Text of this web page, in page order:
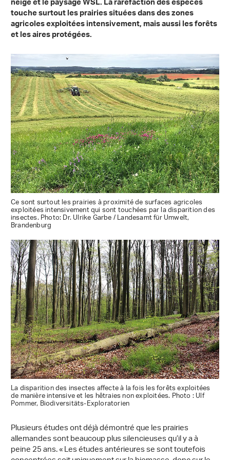
neige et le paysage WSL. La raréfaction des espèces
touche surtout les prairies situées dans des zones
agricoles exploitées intensivement, mais aussi les forêts
et les aires protégées.
Ce sont surtout les prairies à proximité de surfaces agricoles
exploitées intensivement qui sont touchées par la disparition des
insectes. Photo: Dr. Ulrike Garbe / Landesamt für Umwelt,
Brandenburg
La disparition des insectes affecte à la fois les forêts exploitées
de manière intensive et les hêtraies non exploitées. Photo : Ulf
Pommer, Biodiversitäts-Exploratorien
Plusieurs études ont déjà démontré que les prairies
allemandes sont beaucoup plus silencieuses qu’il y a à
peine 25 ans. « Les études antérieures se sont toutefois